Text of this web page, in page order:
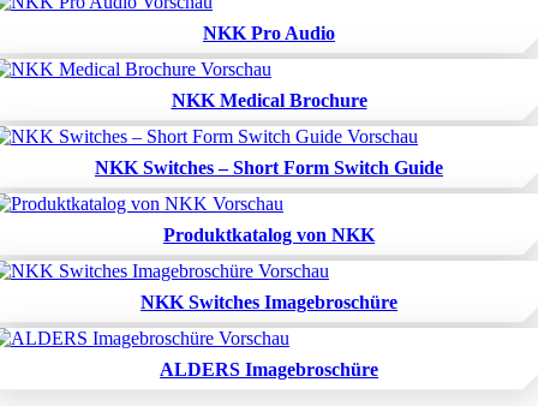
NKK Pro Audio
NKK Medical Brochure
NKK Switches – Short Form Switch Guide
Produktkatalog von NKK
NKK Switches Imagebroschüre
ALDERS Imagebroschüre